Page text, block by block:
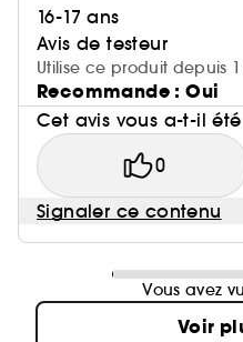
16-17 ans
Avis de testeur
Utilise ce produit depuis
Recommande : Oui
Cet avis vous a-t-il
0
Signaler ce contenu
Vous avez
Voir